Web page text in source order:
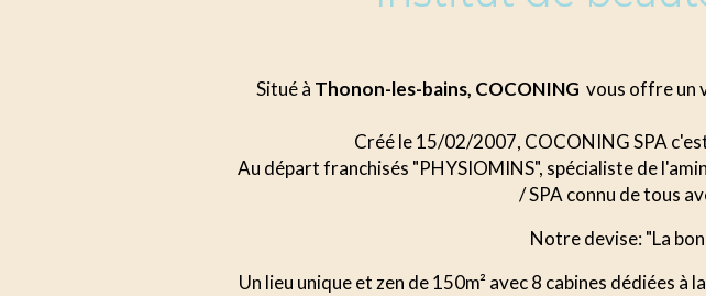
Situé à Thonon-les-bains, COCONING vous offre un
Créé le 15/02/2007, COCONING SPA
Au départ franchisés "PHYSIOMINS", spécialiste de
/ SPA connu de tous
Notre devise: "La
Un lieu unique et zen de 150m² avec 8 cabines dédiées